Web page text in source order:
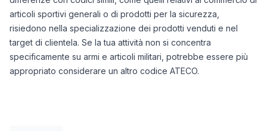
articoli sportivi generali o di prodotti per la sicurezza,
risiedono nella specializzazione dei prodotti venduti e nel
target di clientela. Se la tua attività non si concentra
specificamente su armi e articoli militari, potrebbe essere più
appropriato considerare un altro codice ATECO.